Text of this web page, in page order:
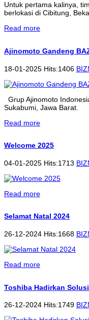
Untuk pertama kalinya,
berlokasi di Cibitung,
Read more
Ajinomoto Gandeng
18-01-2025 Hits:1406
Grup Ajinomoto
Sukabumi, Jawa Barat.
Read more
Welcome 2025
04-01-2025 Hits:1713
Read more
Selamat Natal 2024
26-12-2024 Hits:1668
Read more
Toshiba Hadirkan
26-12-2024 Hits:1749